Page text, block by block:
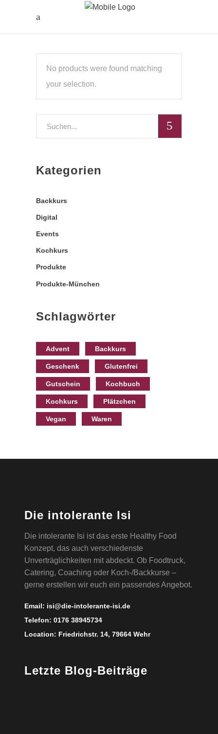
No products were found matching
your selection.
Kategorien
Backkurs
Digital
Events
Kochkurs
Produkte
Produkte-München
Schlagwörter
Advent Backkurs
Geschenk Glutenfrei
Gutschein Kochbuch
Kochkurs Plätzchen
Vegan Waren
Die intolerante Isi
Die intolerante Isi ist das erste Healthy Food
Konzept, das auch verschiedenste
Unverträglichkeiten mit abdeckt. Ob Foodtruck,
Catering, Coaching oder Koch-/Backkurse –
gerne erstellen wir euch ein passendes Angebot.
Email: isi@die-intolerante-isi.de
Telefon: 0176 38945734
Location: Friedrichstr. 14, 79664 Wehr
Letzte Blog-Beiträge